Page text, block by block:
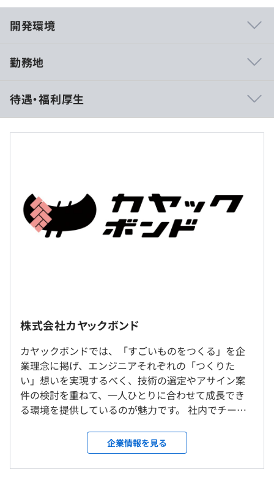
開発環境
■意思決定のスピード感をもって裁量高く開発！
開発の進め方や方針はチームで決定します。
技術領域をまるごとお任せいただいているお客様が多いの
す。
リーダー、メンバー関わらず、チームで相談しながらクラ
イアントにベストなご提案できる機会が多くあり、やりが
培っていただくことができます。
また、1,200万人ユーザーを超える電子決済アプリや、
100万DAUを想定したゲームアプリのサーバー負荷試験を
始め、大規模な開発案件を上流工程から参画することが可
能です。
幅広い知見を得て技術領域を広げて行きたい方にはスキル
アップが叶えやすい絶好の環境です。
▼受託開発
勤務地
就業場所の変更範囲
＜雇入時＞
東京本社、および自宅
＜変更範囲＞
会社の定める場所（テレワークを行う場所を含む）
受動喫煙防止措置に関する事項
従業員に対する受動喫煙対策：あり
待遇・福利厚生
■月給
30万円 ～ 50万円
※固定残業代 40時間含む
■固定残業代
7万円 ～ 11万円
※経験・スキルに応じ優遇
※前職以上の給与を保証します
※平均残業時間 20時間以下
人事考課 年２回
業績賞与 年１回
株式会社カヤックボンド
カヤックボンドでは、「すごいものをつくる」を企
業理念に掲げ、エンジニアそれぞれの「つくりた
い」想いを実現するべく、技術の選定やアサイン案
件の検討を重ねて、一人ひとりに合わせて成長でき
る環境を提供しているのが魅力です。 社内でチーム
域でも先輩社員から教わりながら業務を進めること
ができます。一つの技術に対して狭く深くではなく、
開発技術の幅を広げたい方には適した環境であると
企業情報を見る